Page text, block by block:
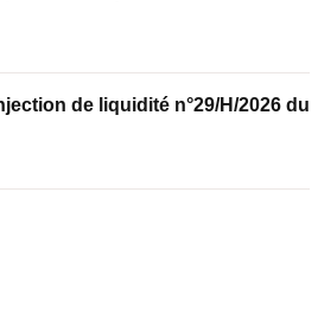
de liquidité n°29/H/2026 du